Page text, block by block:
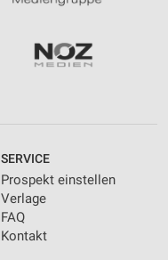
SERVICE
Prospekt einstellen
Verlage
FAQ
Kontakt